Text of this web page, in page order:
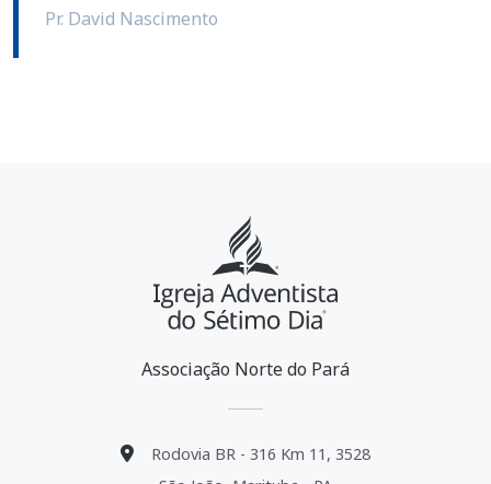
Pr. David Nascimento
Associação Norte do Pará
Rodovia BR - 316 Km 11, 3528